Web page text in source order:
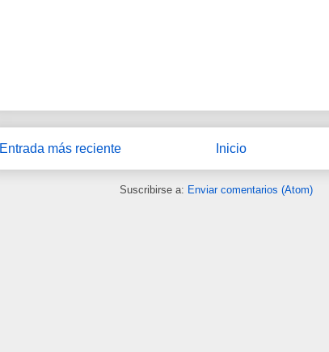
Entrada más reciente Inicio
Suscribirse a: Enviar comentarios (Atom)